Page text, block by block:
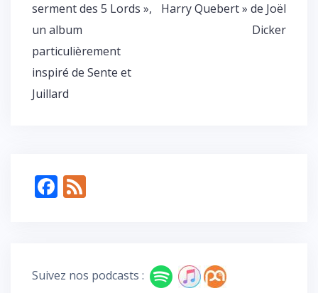
l’article
serment des 5 Lords »,
un album
particulièrement
inspiré de Sente et
Juillard
Harry Quebert » de Joël
Dicker
F
o
Suivez nos podcasts :